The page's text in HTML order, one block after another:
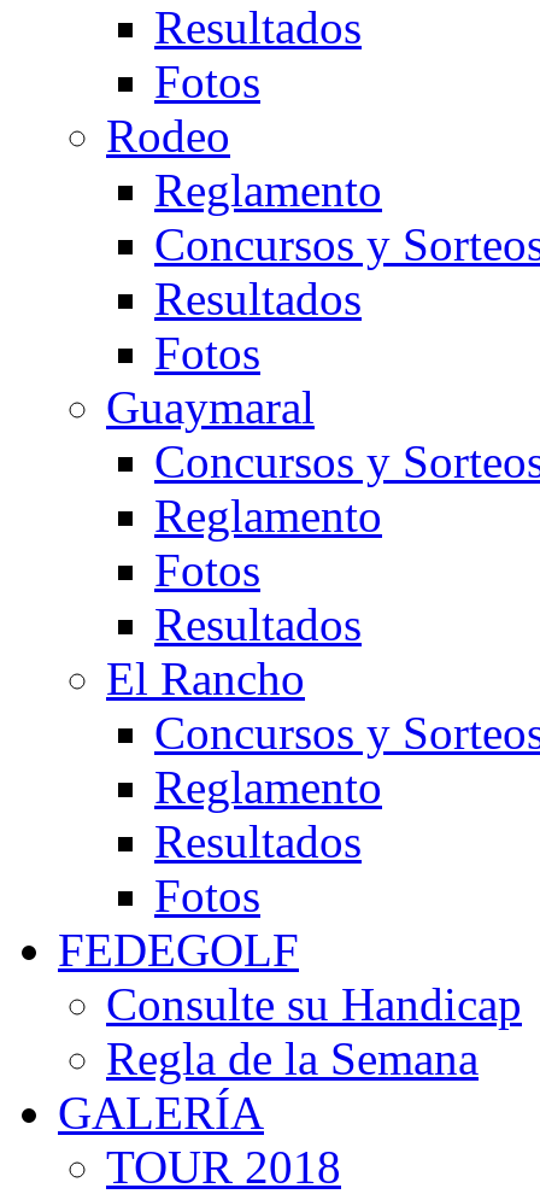
Resultados
Fotos
Rodeo
Reglamento
Concursos y
Resultados
Fotos
Guaymaral
Concursos y
Reglamento
Fotos
Resultados
El Rancho
Concursos y
Reglamento
Resultados
Fotos
FEDEGOLF
Consulte su Handicap
Regla de la Semana
GALERÍA
TOUR 2018